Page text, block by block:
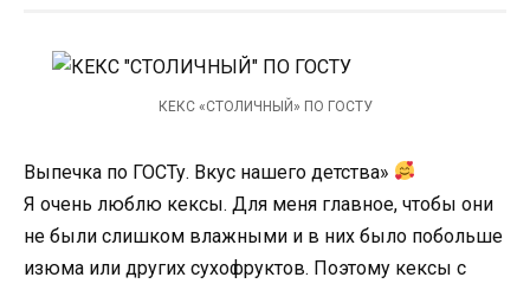
КЕКС «СТОЛИЧНЫЙ» ПО ГОСТУ
Выпечка по ГОСТу. Вкус нашего детства»
Я очень люблю кексы. Для меня главное, чтобы они
не были слишком влажными и в них было побольше
изюма или других сухофруктов. Поэтому кексы с